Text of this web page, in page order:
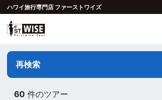
ハワイ旅行専門店 ファーストワイズ
再検索
60 件のツアー